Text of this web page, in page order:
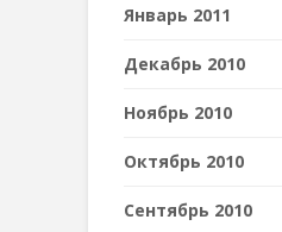
Январь 2011
Декабрь 2010
Ноябрь 2010
Октябрь 2010
Сентябрь 2010